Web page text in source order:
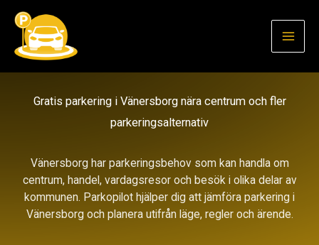
Hoppa
innehåll
Gratis parkering i Vänersborg nära centrum och fler
parkeringsalternativ
Vänersborg har parkeringsbehov som kan handla om
centrum, handel, vardagsresor och besök i olika delar av
kommunen. Parkopilot hjälper dig att jämföra parkering i
Vänersborg och planera utifrån läge, regler och ärende.